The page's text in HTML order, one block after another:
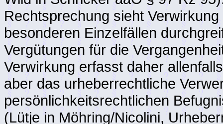
Rechtsprechung sieht
besonderen Einzelfällen
Vergütungen für die
Verwirkung erfasst daher
aber das urheberrechtliche
persönlichkeitsrechtlichen
(Lütje in Möhring/Nicolini,